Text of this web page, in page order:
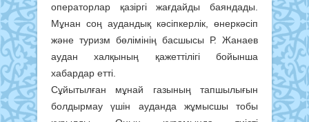
операторлар қазіргі жағдайды баяндады.
Мұнан соң аудандық кәсіпкерлік, өнеркәсіп
және туризм бөлімінің басшысы Р. Жанаев
аудан халқының қажеттілігі бойынша
хабардар етті.
Сұйытылған мұнай газының тапшылығын
болдырмау үшін ауданда жұмысшы тобы